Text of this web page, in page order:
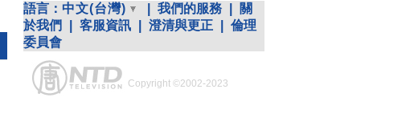
語言： 中文(台灣) 我們的服務
關
於我們
客服資訊 澄清與更正
倫理
委員會
Copyright ©2002-2023